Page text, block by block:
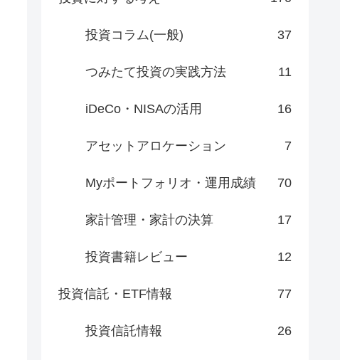
投資コラム(一般) 37
つみたて投資の実践方法 11
iDeCo・NISAの活用 16
アセットアロケーション 7
Myポートフォリオ・運用成績 70
家計管理・家計の決算 17
投資書籍レビュー 12
投資信託・ETF情報 77
投資信託情報 26